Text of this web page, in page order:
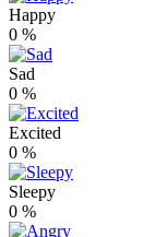
Happy
0 %
Sad
0 %
Excited
0 %
Sleepy
0 %